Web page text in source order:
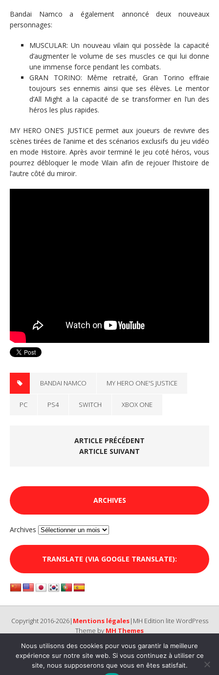
Bandai Namco a également annoncé deux nouveaux
personnages:
MUSCULAR: Un nouveau vilain qui possède la capacité
d’augmenter le volume de ses muscles ce qui lui donne
une immense force pendant les combats.
GRAN TORINO: Même retraité, Gran Torino effraie
toujours ses ennemis ainsi que ses élèves. Le mentor
d’All Might a la capacité de se transformer en l’un des
héros les plus rapides.
MY HERO ONE’S JUSTICE permet aux joueurs de revivre des
scènes tirées de l’anime et des scénarios exclusifs du jeu vidéo
en mode Histoire. Après avoir terminé le jeu coté héros, vous
pourrez débloquer le mode Vilain afin de rejouer l’histoire de
l’autre côté du miroir.
BANDAI NAMCO MY HERO ONE'S JUSTICE
PC PS4 SWITCH XBOX ONE
ARTICLE PRÉCÉDENT
ARTICLE SUIVANT
ARCHIVES
Archives
TRANSLATE (VIA GOOGLE TRANSLATE):
Copyright 2016-2026| Mentions légales|MH Edition lite WordPress
Theme by MH Themes
Nous utilisons des cookies pour vous garantir la meilleure
expérience sur notre site web. Si vous continuez à utiliser ce
site, nous supposerons que vous en êtes satisfait.